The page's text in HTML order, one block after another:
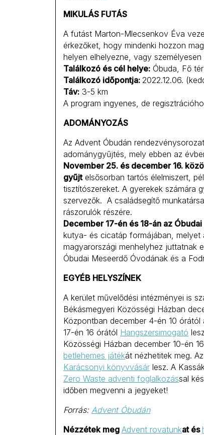
MIKULÁS FUTÁS
A futást Marton-Mlecsenkov Éva
érkezőket, hogy mindenki hozzon
helyen elhelyezne, vagy
Találkozó és cél helye: Óbuda, Fő
Találkozó időpontja: 2022.12.06.
Táv: 3-5 km
A program ingyenes, de
ADOMÁNYOZÁS
Az Advent Óbudán
adománygyűjtés, mely ebben az
November 25. és december 16.
gyűjtelsősorban tartós élelmiszert,
tisztítószereket. A gyerekek számára
szervezők. A családsegítő
rászorulók részére.
December 17-én és 18-án az
kutya- és cicatáp formájában, melyet
magyarországi menhelyhez juttatnak
Óbudai Meseerdő Óvodának és a
EGYÉB HELYSZÍNEK
A kerület művelődési intézményei is
Békásmegyeri Közösségi Házban
Központban december 4-én 10 órától
17-én 16 órától Hangszersimogató
Közösségi Házban december 10-én
betlehemes játékát nézhetitek meg.
Karácsonyi könyvvásár lesz. A
Zero Waste adventi foglalkozással
időben megvenni a jegyeket!
Forrás: Advent Óbudán
Nézzétek meg Advent rovatunkat és